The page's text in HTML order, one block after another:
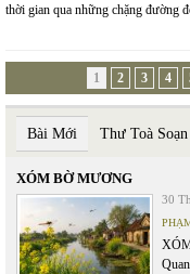
thời gian qua những chặng đường
1 2 3 4
Bài Mới Thư Toà Soạn
XÓM BỜ MƯƠNG
30